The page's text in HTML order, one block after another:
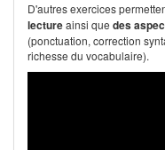
D'autres exercices
lectureainsi que des
(ponctuation, correction
richesse du vocabulaire).